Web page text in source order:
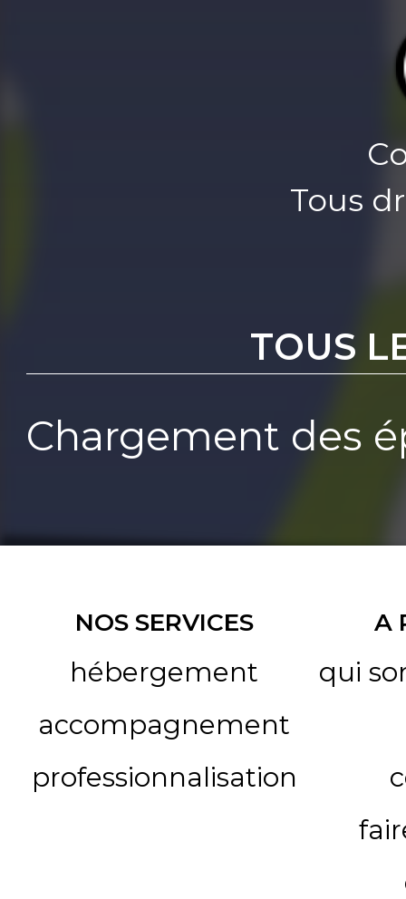
Tous
TOUS
Chargement des
NOS SERVICES
hébergement
accompagnement
professionnalisation
A
qui